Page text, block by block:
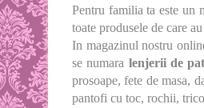
Pentru familia ta este un
toate produsele de care
In magazinul nostru
se numara lenjerii de pat
prosoape, fete de masa,
pantofi cu toc, rochii,